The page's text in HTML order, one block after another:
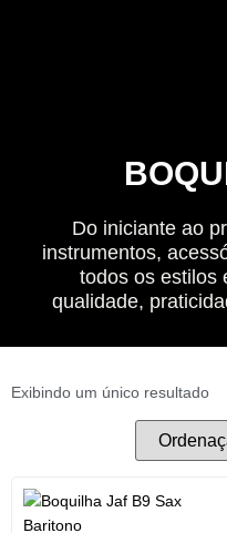
Do iniciante ao
instrumentos,
todos os estilos
qualidade,
Exibindo um único resultado